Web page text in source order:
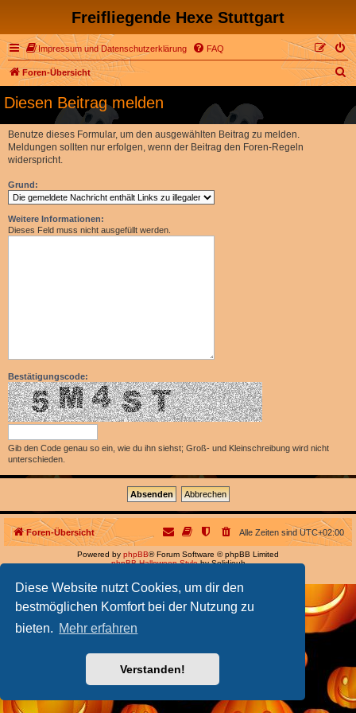
Diese Website nutzt Cookies, um dir den
bestmöglichen Komfort bei der Nutzung zu
bieten. Mehr erfahren
Verstanden!
Freifliegende Hexe Stuttgart
Impressum und Datenschutzerklärung FAQ
Foren-Übersicht
S
c
Diesen Beitrag melden
Benutze dieses Formular, um den ausgewählten Beitrag zu melden.
Meldungen sollten nur erfolgen, wenn der Beitrag den Foren-Regeln
widerspricht.
Grund:
Weitere Informationen:
Dieses Feld muss nicht ausgefüllt werden.
Bestätigungscode:
Gib den Code genau so ein, wie du ihn siehst; Groß- und Kleinschreibung wird nicht
unterschieden.
Foren-Übersicht Alle Zeiten sindUTC+02:00
Powered by phpBB® Forum Software © phpBB Limited
phpBB Halloween Styleby Solidjeuh